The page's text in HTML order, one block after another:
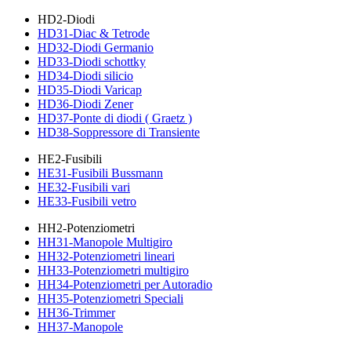
HD2-Diodi
HD31-Diac & Tetrode
HD32-Diodi Germanio
HD33-Diodi schottky
HD34-Diodi silicio
HD35-Diodi Varicap
HD36-Diodi Zener
HD37-Ponte di diodi ( Graetz )
HD38-Soppressore di Transiente
HE2-Fusibili
HE31-Fusibili Bussmann
HE32-Fusibili vari
HE33-Fusibili vetro
HH2-Potenziometri
HH31-Manopole Multigiro
HH32-Potenziometri lineari
HH33-Potenziometri multigiro
HH34-Potenziometri per Autoradio
HH35-Potenziometri Speciali
HH36-Trimmer
HH37-Manopole